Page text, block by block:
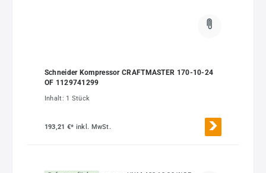
Schneider Kompressor CRAFTMASTER 170-10-24
OF 1129741299
Inhalt: 1 Stück
193,21 €* inkl. MwSt.